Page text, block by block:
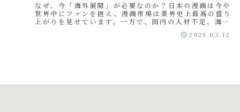
なぜ、今「海外展開」が必要なのか？日本の漫画は今や
世界中にファンを抱え、漫画市場は業界史上最高の盛り
上がりを見せています。一方で、国内の人材不足、海賊
版電子コミックスの蔓延、Webtoonをはじめとす...
2025.03.12